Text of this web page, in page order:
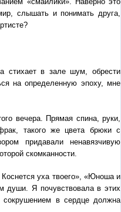
слышать и понимать друга,
стихает в зале шум, обрести
на определенную эпоху, мне
вечера. Прямая спина, руки,
такого же цвета брюки с
придавали ненавязчивую
скомканности.
уха твоего», «Юноша и
души. Я почувствовала в этих
в сердце должна